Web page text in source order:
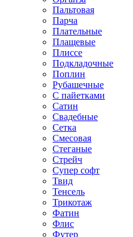
Пальтовая
Парча
Плательные
Плащевые
Плиссе
Подкладочные
Поплин
Рубашечные
С пайетками
Сатин
Свадебные
Сетка
Смесовая
Стеганые
Стрейч
Супер софт
Твид
Тенсель
Трикотаж
Фатин
Флис
Футер